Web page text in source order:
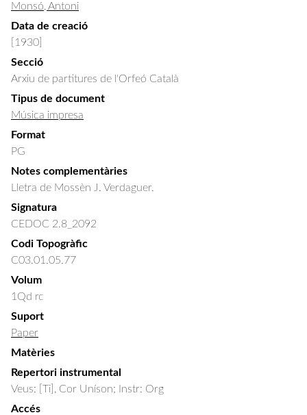
Monsó, Antoni
Data de creació
[1930]
Secció
Arxiu de partitures de l'Orfeó Català
Tipus de document
Música impresa
Format
PG
Notes complementàries
Lletra de Mossèn J. Verdaguer.
Signatura
CEDOC 2.8_2092
Codi Topogràfic
C03.01.05.77
Volum
1Qd rc
Suport
Paper
Matèries
Repertori instrumental
Veus: [Ti], Cor Uníson; Instr: Org
Accés